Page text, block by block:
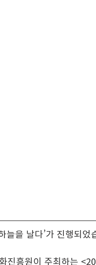
늘을 날다’가 진행되었
진흥원이 주최하는